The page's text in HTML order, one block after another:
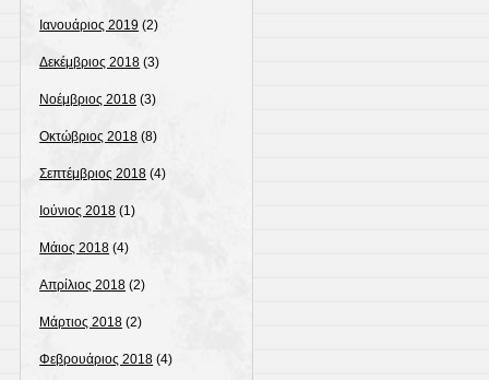
Ιανουάριος 2019 (2)
Δεκέμβριος 2018 (3)
Νοέμβριος 2018 (3)
Οκτώβριος 2018 (8)
Σεπτέμβριος 2018 (4)
Ιούνιος 2018 (1)
Μάιος 2018 (4)
Απρίλιος 2018 (2)
Μάρτιος 2018 (2)
Φεβρουάριος 2018 (4)